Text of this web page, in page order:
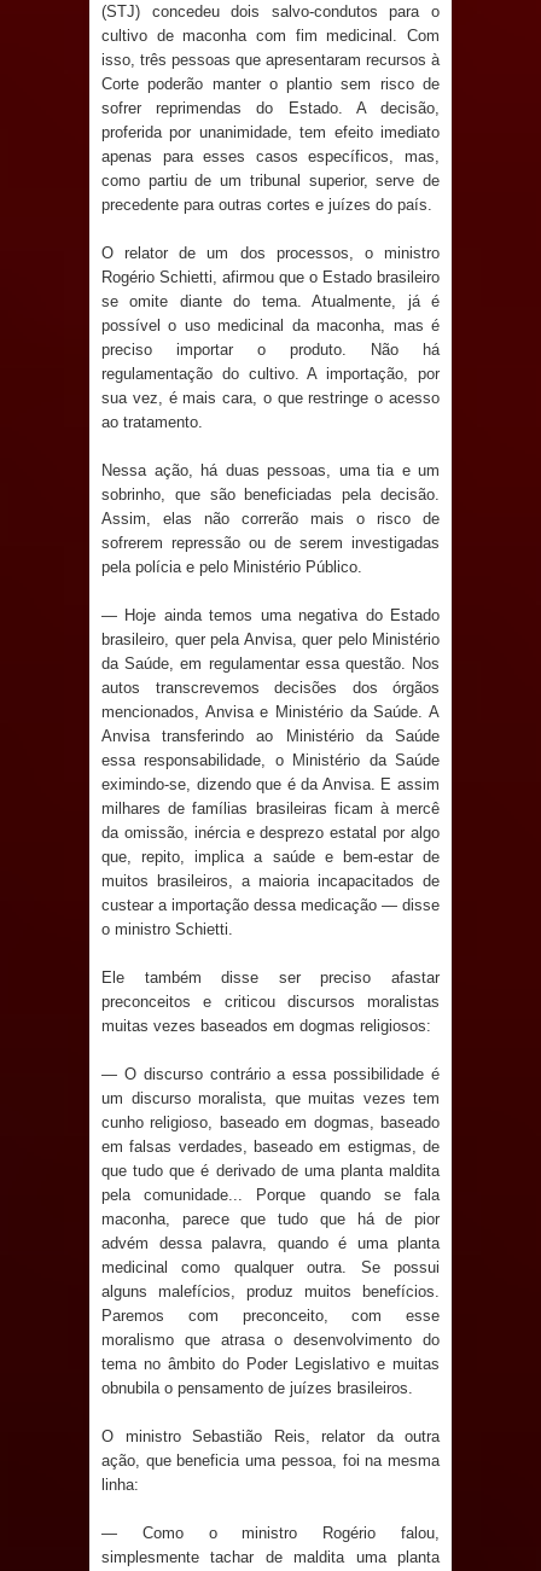
Anjos
O verdadeiro oxigênio do Estado
Democrático de Direito – Bacharela
aborda de maneira inédita no mundo
jurídico brasileiro, temas polêmicos;
Confira!
campanha Julho Neon com ações de
conscientização sobre saúde bucal
Caldas Brandão: gestão municipal
antecipa pagamento do mês de julho
e aquece economia para Festa de
Santana
Saúde Bucal: Mais de 470 próteses
dentárias já foram entregues pela
Prefeitura de Sapé em 2026
Santana 2026 será neste sábado (25)
e deve atrair grande público
Nota de pesar: Câmara de Marí
lamenta a morte da ex-vereadora
Neta do Sindicato
Prefeito Major Sidnei busca em
Brasília recursos para nova Casa de
Acolhida e CRAS de Sapé
Denise Ribeiro toma posse no
Diretório Nacional do PDT durante
Convenção em Brasília
Dois Gigantes da Poesia Paraibana
BREJO em Guarabira
(STJ) concedeu dois salvo-condutos para o
cultivo de maconha com fim medicinal. Com
isso, três pessoas que apresentaram recursos à
Corte poderão manter o plantio sem risco de
sofrer reprimendas do Estado. A decisão,
proferida por unanimidade, tem efeito imediato
apenas para esses casos específicos, mas,
como partiu de um tribunal superior, serve de
precedente para outras cortes e juízes do país.
O relator de um dos processos, o ministro
Rogério Schietti, afirmou que o Estado brasileiro
se omite diante do tema. Atualmente, já é
possível o uso medicinal da maconha, mas é
preciso importar o produto. Não há
regulamentação do cultivo. A importação, por
sua vez, é mais cara, o que restringe o acesso
ao tratamento.
Nessa ação, há duas pessoas, uma tia e um
sobrinho, que são beneficiadas pela decisão.
Assim, elas não correrão mais o risco de
sofrerem repressão ou de serem investigadas
pela polícia e pelo Ministério Público.
— Hoje ainda temos uma negativa do Estado
brasileiro, quer pela Anvisa, quer pelo Ministério
da Saúde, em regulamentar essa questão. Nos
autos transcrevemos decisões dos órgãos
mencionados, Anvisa e Ministério da Saúde. A
Anvisa transferindo ao Ministério da Saúde
essa responsabilidade, o Ministério da Saúde
eximindo-se, dizendo que é da Anvisa. E assim
milhares de famílias brasileiras ficam à mercê
da omissão, inércia e desprezo estatal por algo
que, repito, implica a saúde e bem-estar de
muitos brasileiros, a maioria incapacitados de
custear a importação dessa medicação — disse
o ministro Schietti.
Ele também disse ser preciso afastar
preconceitos e criticou discursos moralistas
muitas vezes baseados em dogmas religiosos:
— O discurso contrário a essa possibilidade é
um discurso moralista, que muitas vezes tem
cunho religioso, baseado em dogmas, baseado
em falsas verdades, baseado em estigmas, de
que tudo que é derivado de uma planta maldita
pela comunidade... Porque quando se fala
maconha, parece que tudo que há de pior
advém dessa palavra, quando é uma planta
medicinal como qualquer outra. Se possui
alguns malefícios, produz muitos benefícios.
Paremos com preconceito, com esse
moralismo que atrasa o desenvolvimento do
tema no âmbito do Poder Legislativo e muitas
obnubila o pensamento de juízes brasileiros.
O ministro Sebastião Reis, relator da outra
ação, que beneficia uma pessoa, foi na mesma
linha:
— Como o ministro Rogério falou,
simplesmente tachar de maldita uma planta